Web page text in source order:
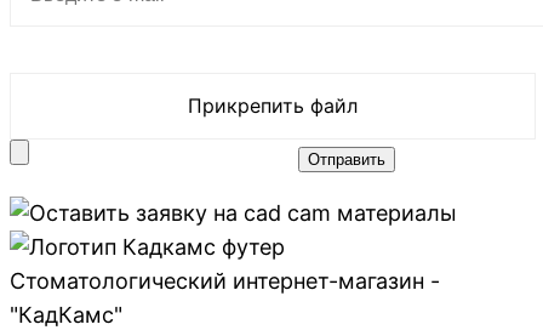
Прикрепить файл
Стоматологический интернет-магазин -
"КадКамс"